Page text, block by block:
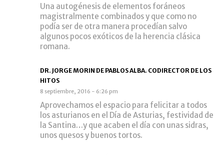
Una autogénesis de elementos foráneos
magistralmente combinados y que como no
podía ser de otra manera procedían salvo
algunos pocos exóticos de la herencia clásica
romana.
DR. JORGE MORIN DE PABLOS ALBA. CODIRECTOR DE LOS
HITOS
8 septiembre, 2016 - 6:26 pm
Aprovechamos el espacio para felicitar a todos
los asturianos en el Día de Asturias, festividad de
la Santina…y que acaben el día con unas sidras,
unos quesos y buenos tortos.